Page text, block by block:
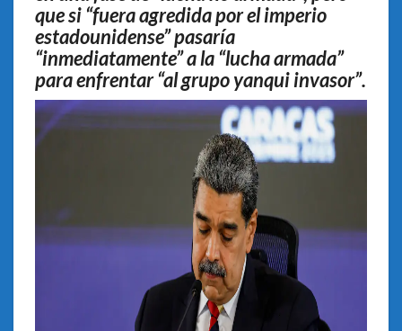
que si “fuera agredida por el imperio
estadounidense” pasaría
“inmediatamente” a la “lucha armada”
para enfrentar “al grupo yanqui invasor”.